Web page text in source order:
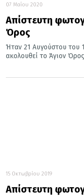
07 Μαΐου 2020
Απίστευτη
Όρος
Ήταν 21 Αυγούστου του
ακολουθεί το Άγιον
15 Οκτωβρίου 2019
Απίστευτη